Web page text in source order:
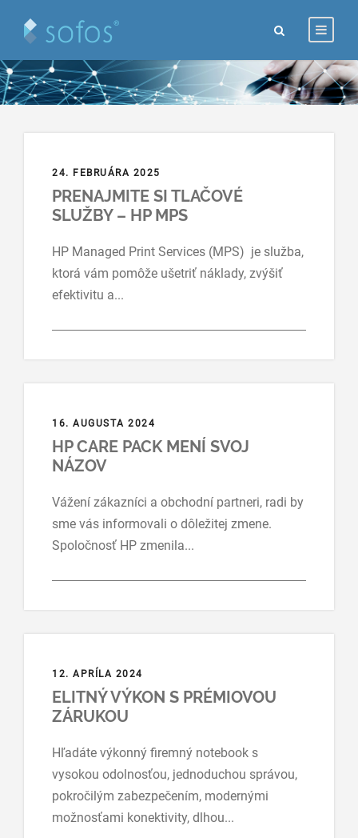
24. FEBRUÁRA 2025
PRENAJMITE SI TLAČOVÉ
SLUŽBY – HP MPS
HP Managed Print Services (MPS) je služba,
ktorá vám pomôže ušetriť náklady, zvýšiť
efektivitu a...
16. AUGUSTA 2024
HP CARE PACK MENÍ SVOJ
NÁZOV
Vážení zákazníci a obchodní partneri, radi by
sme vás informovali o dôležitej zmene.
Spoločnosť HP zmenila...
12. APRÍLA 2024
ELITNÝ VÝKON S PRÉMIOVOU
ZÁRUKOU
Hľadáte výkonný firemný notebook s
vysokou odolnosťou, jednoduchou správou,
pokročilým zabezpečením, modernými
možnosťami konektivity, dlhou...